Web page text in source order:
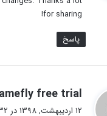
for sharing!
پاسخ
free trial
12 اردیبهشت, 1398 در 2:32 ب.ظ